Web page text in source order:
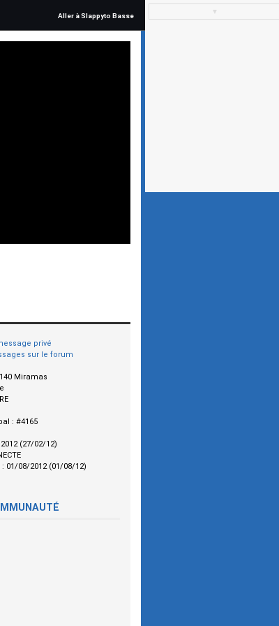
Aller à Slappyto Basse
privé
sur le forum
Miramas
: #4165
(27/02/12)
: 01/08/2012 (01/08/12)
▼